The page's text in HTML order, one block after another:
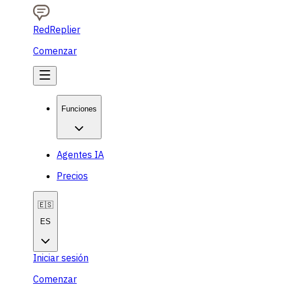
RedReplier
Comenzar
Funciones
Agentes IA
Precios
🇪🇸
ES
Iniciar sesión
Comenzar